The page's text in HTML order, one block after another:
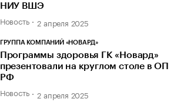
НИУ ВШЭ
Новость 2 апреля 2025
ГРУППА КОМПАНИЙ «НОВАРД»
Программы здоровья ГК «Новард»
презентовали на круглом столе в ОП
РФ
Новость 2 апреля 2025